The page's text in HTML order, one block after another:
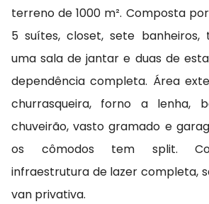
terreno de 1000 m². Composta
5 suítes, closet, sete banheiros,
uma sala de jantar e duas de
dependência completa. Área
churrasqueira, forno a lenha,
chuveirão, vasto gramado e
os cômodos tem split.
infraestrutura de lazer completa,
van privativa.